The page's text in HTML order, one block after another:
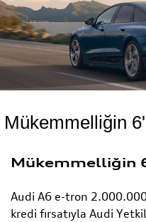
Mükemmelliğin
Mükemmelliğin
Audi A6 e-tron
kredi fırsatıyla Audi